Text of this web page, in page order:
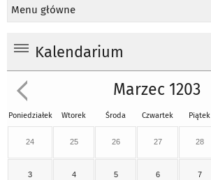
Menu główne
Kalendarium
Marzec 1203
Poniedziałek Wtorek Środa Czwartek Piątek
24 25 26 27 28
3 4 5 6 7